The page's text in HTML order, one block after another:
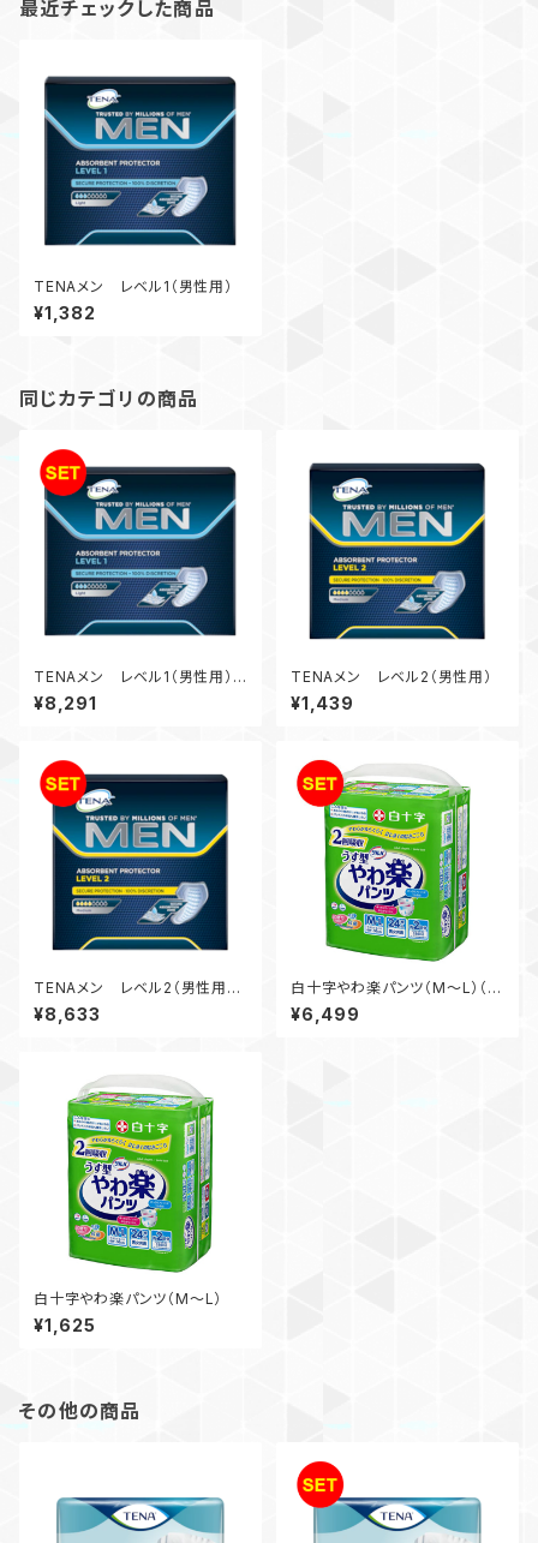
最近チェックした商品
TENAメン レベル1（男性用）
¥1,382
同じカテゴリの商品
TENAメン レベル1（男性用）
（6パック入）
¥8,291
TENAメン レベル2（男性用）
¥1,439
TENAメン レベル2（男性用）
（6パック入）
¥8,633
白十字やわ楽パンツ（M～L）（4
袋入）
¥6,499
白十字やわ楽パンツ（M～L）
¥1,625
その他の商品